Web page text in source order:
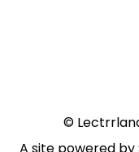
©
A site powered